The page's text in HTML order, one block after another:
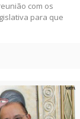
com os
para que